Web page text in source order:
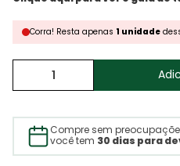
Corra! Resta apenas 1 unidade
Compre sem
você tem 30 dias para